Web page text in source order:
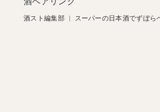
酒スト編集部| スーパーの日本酒でずぼら